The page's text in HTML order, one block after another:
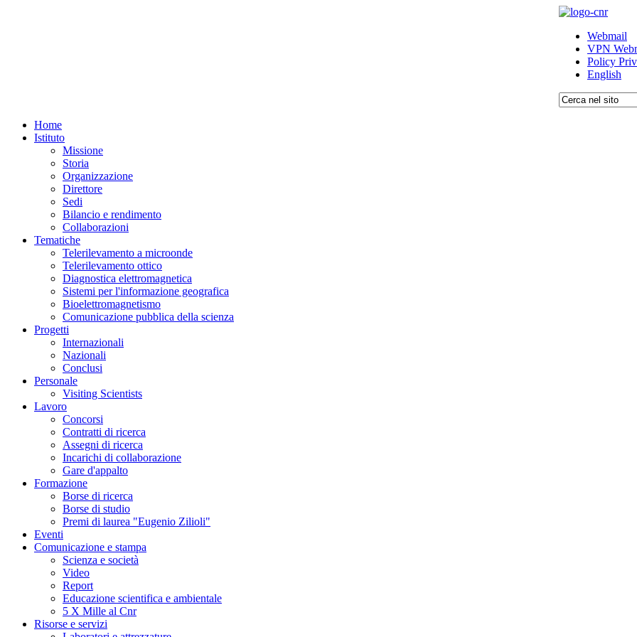
Webmail
VPN
Policy
English
Home
Istituto
Missione
Storia
Organizzazione
Direttore
Sedi
Bilancio e rendimento
Collaborazioni
Tematiche
Telerilevamento a microonde
Telerilevamento ottico
Diagnostica elettromagnetica
Sistemi per l'informazione geografica
Bioelettromagnetismo
Comunicazione pubblica della scienza
Progetti
Internazionali
Nazionali
Conclusi
Personale
Visiting Scientists
Lavoro
Concorsi
Contratti di ricerca
Assegni di ricerca
Incarichi di collaborazione
Gare d'appalto
Formazione
Borse di ricerca
Borse di studio
Premi di laurea "Eugenio Zilioli"
Eventi
Comunicazione e stampa
Scienza e società
Video
Report
Educazione scientifica e ambientale
5 X Mille al Cnr
Risorse e servizi